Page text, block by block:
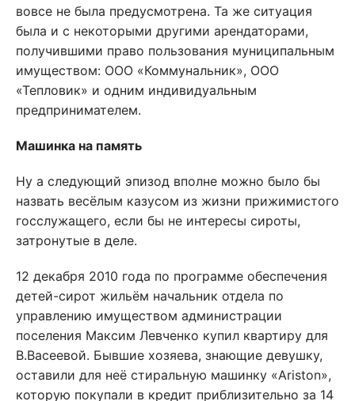
вовсе не была предусмотрена. Та же ситуация
была и с некоторыми другими арендаторами,
получившими право пользования муниципальным
имуществом: ООО «Коммунальник», ООО
«Тепловик» и одним индивидуальным
предпринимателем.
Машинка на память
Ну а следующий эпизод вполне можно было бы
назвать весёлым казусом из жизни прижимистого
госслужащего, если бы не интересы сироты,
затронутые в деле.
12 декабря 2010 года по программе обеспечения
детей-сирот жильём начальник отдела по
управлению имуществом администрации
поселения Максим Левченко купил квартиру для
В.Васеевой. Бывшие хозяева, знающие девушку,
оставили для неё стиральную машинку «Ariston»,
которую покупали в кредит приблизительно за 14